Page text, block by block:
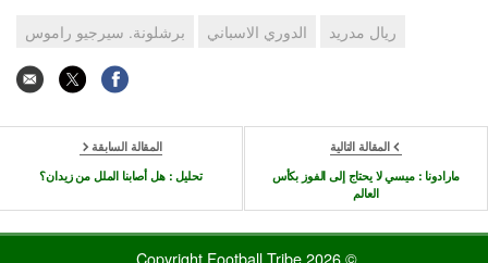
ريال مدريد الدوري الاسباني برشلونة. سيرجيو راموس
المقالة التالية
مارادونا : ميسي لا يحتاج إلى الفوز بكأس
العالم
المقالة السابقة
تحليل : هل أصابنا الملل من زيدان؟
© 2026 Copyright Football Tribe